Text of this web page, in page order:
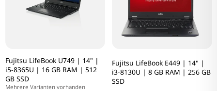
Fujitsu LifeBook U749 | 14" |
i5-8365U | 16 GB RAM | 512
GB SSD
Mehrere Varianten vorhanden
Fujitsu LifeBook E449 | 14" |
i3-8130U | 8 GB RAM | 256 GB
SSD